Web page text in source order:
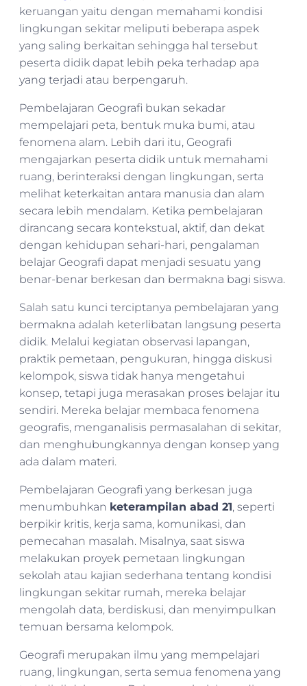
keruangan yaitu dengan memahami kondisi
lingkungan sekitar meliputi beberapa aspek
yang saling berkaitan sehingga hal tersebut
peserta didik dapat lebih peka terhadap apa
yang terjadi atau berpengaruh.
Pembelajaran Geografi bukan sekadar
mempelajari peta, bentuk muka bumi, atau
fenomena alam. Lebih dari itu, Geografi
mengajarkan peserta didik untuk memahami
ruang, berinteraksi dengan lingkungan, serta
melihat keterkaitan antara manusia dan alam
secara lebih mendalam. Ketika pembelajaran
dirancang secara kontekstual, aktif, dan dekat
dengan kehidupan sehari-hari, pengalaman
belajar Geografi dapat menjadi sesuatu yang
benar-benar berkesan dan bermakna bagi siswa.
Salah satu kunci terciptanya pembelajaran yang
bermakna adalah keterlibatan langsung peserta
didik. Melalui kegiatan observasi lapangan,
praktik pemetaan, pengukuran, hingga diskusi
kelompok, siswa tidak hanya mengetahui
konsep, tetapi juga merasakan proses belajar itu
sendiri. Mereka belajar membaca fenomena
geografis, menganalisis permasalahan di sekitar,
dan menghubungkannya dengan konsep yang
ada dalam materi.
Pembelajaran Geografi yang berkesan juga
menumbuhkan keterampilan abad 21, seperti
berpikir kritis, kerja sama, komunikasi, dan
pemecahan masalah. Misalnya, saat siswa
melakukan proyek pemetaan lingkungan
sekolah atau kajian sederhana tentang kondisi
lingkungan sekitar rumah, mereka belajar
mengolah data, berdiskusi, dan menyimpulkan
temuan bersama kelompok.
Geografi merupakan ilmu yang mempelajari
ruang, lingkungan, serta semua fenomena yang